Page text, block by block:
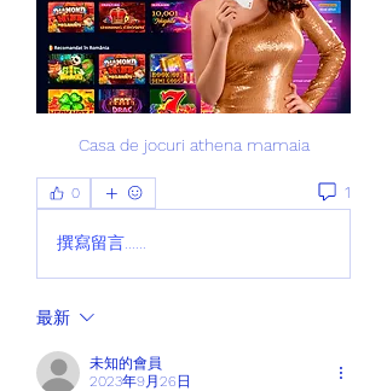
Casa de jocuri athena mamaia
0 1
撰寫留言......
最新
未知的會員
2023年9月26日